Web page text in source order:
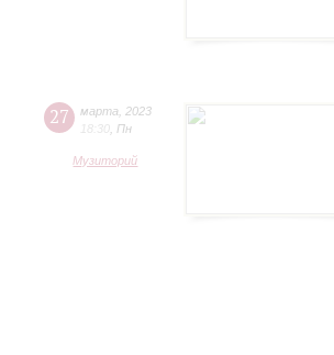
27 марта
2023
18:30 Пн
Музиторий